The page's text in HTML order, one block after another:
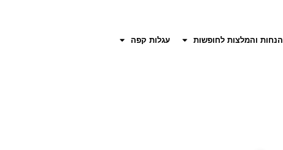
הנחות והמלצות לחופשות עגלות קפה